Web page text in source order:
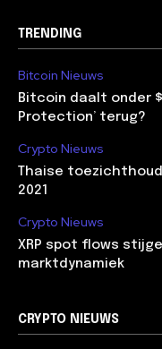
TRENDING
Bitcoin Nieuws
Bitcoin daalt onder
Protection’ terug?
Crypto Nieuws
Thaise
2021
Crypto Nieuws
XRP spot flows
marktdynamiek
CRYPTO NIEUWS